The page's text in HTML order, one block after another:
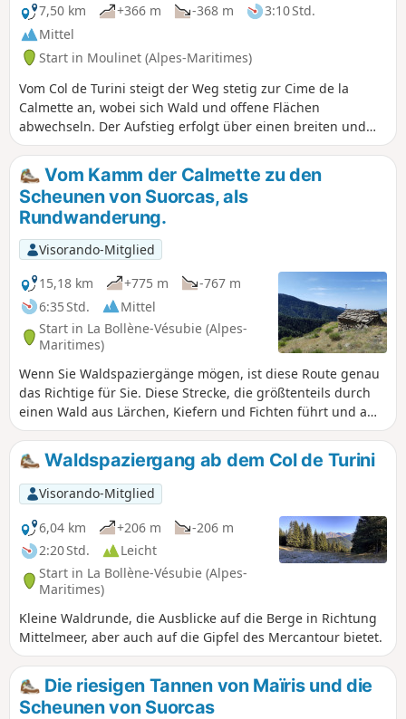
unbewohnt ist, stehen auf dem
Programm dieser anspruchsvollen
Wanderung.Einige kurze technische
und luftige Passagen; die Nutzung der
App Visorando kann sich als nützlich
erweisen
7,50 km
+366 m -368 m
3:10 Std.
Mittel
Start in Moulinet (Alpes-Maritimes)
Vom Col de Turini steigt der Weg stetig zur Cime de la
Calmette an, wobei sich Wald und offene Flächen
abwechseln. Der Aufstieg erfolgt über einen breiten und
sicheren Weg bis zum Gipfel, der einen schönen Blick auf
das Tal bietet. Die Überquerung zur Baisse de Patronel
erfolgt auf einem angenehmen Weg. Der Rückweg auf dem
Balkon wird an einigen Stellen schwieriger, mit einigen
schmalen Passagen, die Vorsicht erfordern. Eine
abwechslungsreiche, helle und panoramareiche Strecke,
ideal für Wanderer, die an bergiges Gelände gewöhnt sind.
Dauer: ca. 4 Stunden.
Vom Kamm der Calmette zu den
Scheunen von Suorcas, als
Rundwanderung.
Visorando-Mitglied
15,18 km
+775 m
-767 m
6:35 Std.
Mittel
Start in La Bollène-Vésubie (Alpes-
Maritimes)
Wenn Sie Waldspaziergänge mögen, ist diese Route genau
das Richtige für Sie. Diese Strecke, die größtenteils durch
einen Wald aus Lärchen, Kiefern und Fichten führt und am
legendären Col de Turini beginnt, bringt Sie über den
Kamm der Calmette und anschließend über die Baisse de
Patronel zu den Granges de Suorcas. Der Rückweg erfolgt
über die Piste de Tardei.
Waldspaziergang ab dem Col de Turini
Visorando-Mitglied
6,04 km
+206 m
-206 m
2:20 Std.
Leicht
Start in La Bollène-Vésubie (Alpes-
Maritimes)
Kleine Waldrunde, die Ausblicke auf die Berge in Richtung
Mittelmeer, aber auch auf die Gipfel des Mercantour bietet.
Die riesigen Tannen von Maïris und die
Scheunen von Suorcas